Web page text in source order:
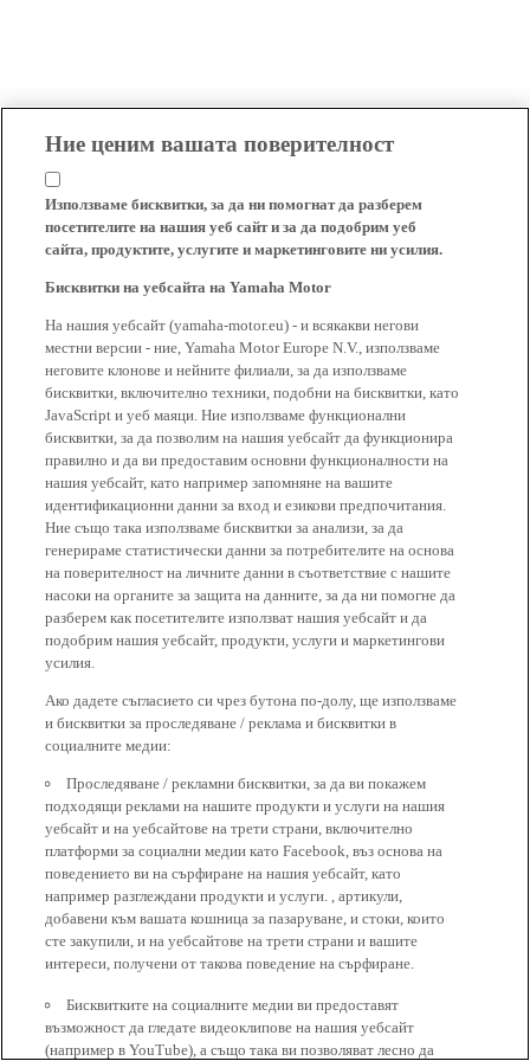
Ние ценим вашата поверителност
Използваме бисквитки, за да ни помогнат да разберем
посетителите на нашия уеб сайт и за да подобрим уеб
сайта, продуктите, услугите и маркетинговите ни усилия.
Бисквитки на уебсайта на Yamaha Motor
На нашия уебсайт (yamaha-motor.eu) - и всякакви негови
местни версии - ние, Yamaha Motor Europe N.V., използваме
неговите клонове и нейните филиали, за да използваме
бисквитки, включително техники, подобни на бисквитки, като
JavaScript и уеб маяци. Ние използваме функционални
бисквитки, за да позволим на нашия уебсайт да функционира
правилно и да ви предоставим основни функционалности на
нашия уебсайт, като например запомняне на вашите
идентификационни данни за вход и езикови предпочитания.
Ние също така използваме бисквитки за анализи, за да
генерираме статистически данни за потребителите на основа
на поверителност на личните данни в съответствие с нашите
насоки на органите за защита на данните, за да ни помогне да
разберем как посетителите използват нашия уебсайт и да
подобрим нашия уебсайт, продукти, услуги и маркетингови
усилия.
Ако дадете съгласието си чрез бутона по-долу, ще използваме
и бисквитки за проследяване / реклама и бисквитки в
социалните медии:
Проследяване / рекламни бисквитки, за да ви покажем
подходящи реклами на нашите продукти и услуги на нашия
уебсайт и на уебсайтове на трети страни, включително
платформи за социални медии като Facebook, въз основа на
поведението ви на сърфиране на нашия уебсайт, като
например разглеждани продукти и услуги. , артикули,
добавени към вашата кошница за пазаруване, и стоки, които
сте закупили, и на уебсайтове на трети страни и вашите
интереси, получени от такова поведение на сърфиране.
Бисквитките на социалните медии ви предоставят
възможност да гледате видеоклипове на нашия уебсайт
(например в YouTube), а също така ви позволяват лесно да